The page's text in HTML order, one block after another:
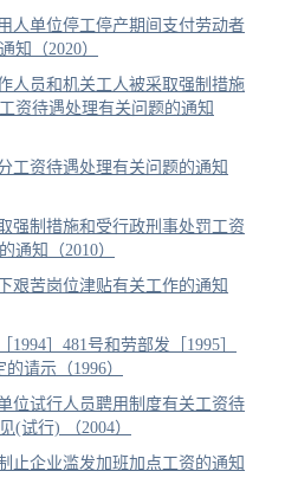
人单位停工停产期间支付劳动者
知（2020）
人员和机关工人被采取强制措施
资待遇处理有关问题的通知
工资待遇处理有关问题的通知
强制措施和受行政刑事处罚工资
通知（2010）
艰苦岗位津贴有关工作的通知
1994］481号和劳部发［1995］
请示（1996）
位试行人员聘用制度有关工资待
(试行) （2004）
止企业滥发加班加点工资的通知